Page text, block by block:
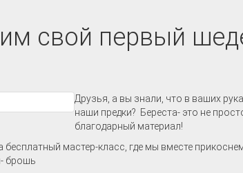
свой первый
Друзья, а вы знали, что в ваших
наши предки? Береста- это не
благодарный материал!
бесплатный мастер-класс, где мы вместе
брошь